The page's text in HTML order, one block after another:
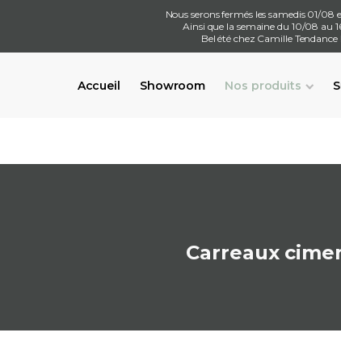
Nous serons fermés les samedis 01/
Ainsi que la semaine du 10/08 au
Bel été chez Camille Tendance !
Accueil Showroom Nos produits
Carreaux